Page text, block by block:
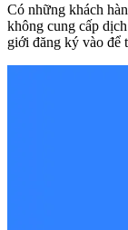
Có những khách
không cung cấp
giới đăng ký vào để